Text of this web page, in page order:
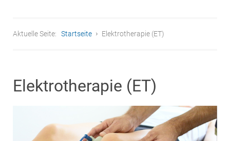
Aktuelle Seite: Startseite Elektrotherapie (ET)
Elektrotherapie (ET)